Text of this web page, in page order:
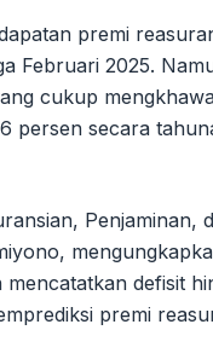
premi
Februari 2025.
cukup
persen secara
Penjaminan,
defisit
premi